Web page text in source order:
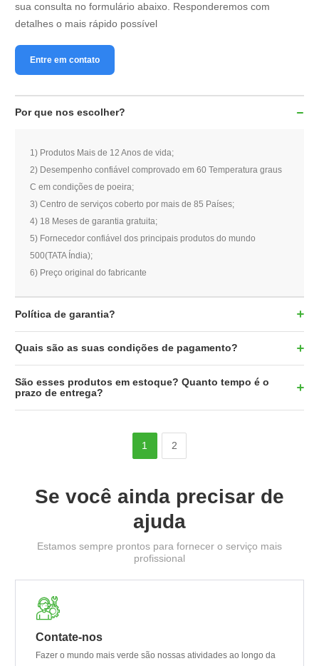
sua consulta no formulário abaixo. Responderemos com
detalhes o mais rápido possível
Entre em contato
Por que nos escolher?
1) Produtos Mais de 12 Anos de vida;
2) Desempenho confiável comprovado em 60 Temperatura graus
C em condições de poeira;
3) Centro de serviços coberto por mais de 85 Países;
4) 18 Meses de garantia gratuita;
5) Fornecedor confiável dos principais produtos do mundo
500(TATA Índia);
6) Preço original do fabricante
Política de garantia?
Quais são as suas condições de pagamento?
São esses produtos em estoque? Quanto tempo é o
prazo de entrega?
1 2
Se você ainda precisar de
ajuda
Estamos sempre prontos para fornecer o serviço mais
profissional

Contate-nos
Fazer o mundo mais verde são nossas atividades ao longo da